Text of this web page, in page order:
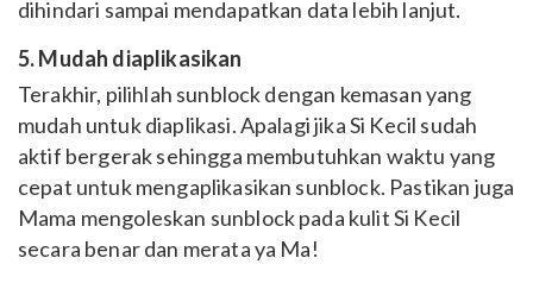
dihindari sampai mendapatkan data lebih lanjut.
5. Mudah diaplikasikan
Terakhir, pilihlah sunblock dengan kemasan yang
mudah untuk diaplikasi. Apalagi jika Si Kecil sudah
aktif bergerak sehingga membutuhkan waktu yang
cepat untuk mengaplikasikan sunblock. Pastikan juga
Mama mengoleskan sunblock pada kulit Si Kecil
secara benar dan merata ya Ma!